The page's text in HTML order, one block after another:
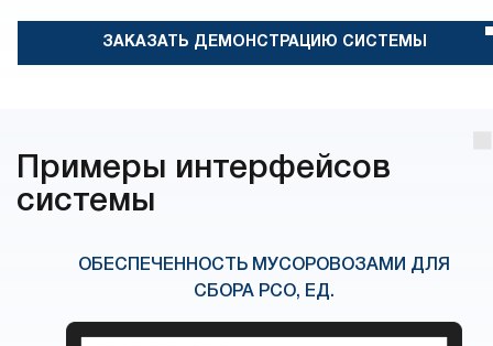
ЗАКАЗАТЬ ДЕМОНСТРАЦИЮ СИСТЕМЫ
Примеры интерфейсов
системы
ОБЕСПЕЧЕННОСТЬ МУСОРОВОЗАМИ ДЛЯ
СБОРА РСО, ЕД.